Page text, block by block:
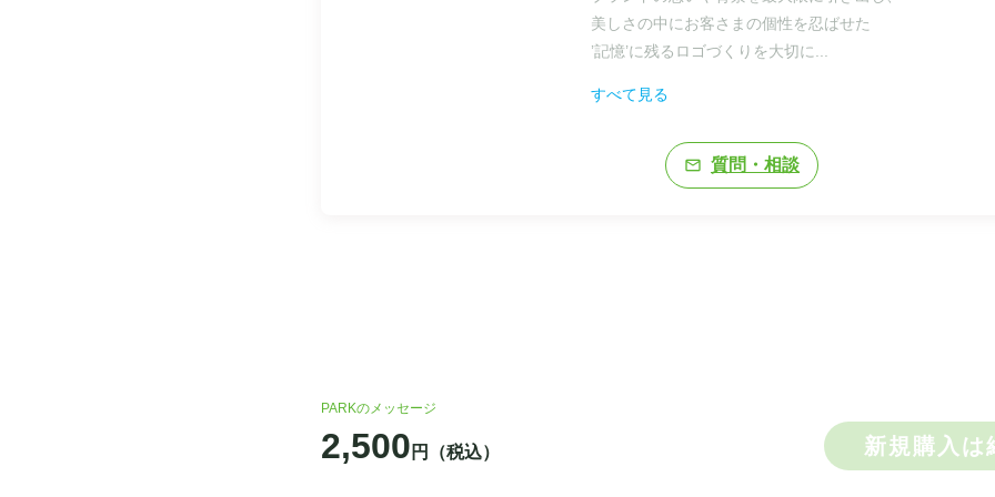
美しさの中にお客さまの個性を忍ばせた
’記憶’に残るロゴづくりを大切に
すべて見る
mail_outline 質問・相談
PARKのメッセージ
2,500 円（税込） 新規購入は